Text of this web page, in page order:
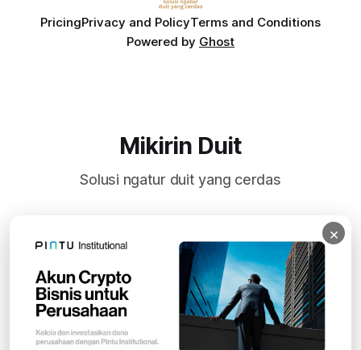
PricingPrivacy and PolicyTerms and Conditions
Powered by Ghost
Mikirin Duit
Solusi ngatur duit yang cerdas
Subscribe
×